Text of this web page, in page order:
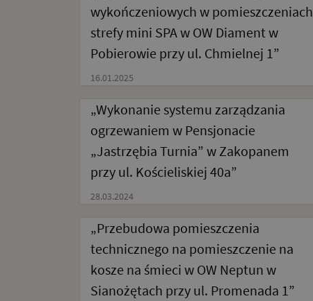
wykończeniowych w pomieszczeniach
strefy mini SPA w OW Diament w
Pobierowie przy ul. Chmielnej 1”
16.01.2025
„Wykonanie systemu zarządzania
ogrzewaniem w Pensjonacie
„Jastrzębia Turnia” w Zakopanem
przy ul. Kościeliskiej 40a”
28.03.2024
„Przebudowa pomieszczenia
technicznego na pomieszczenie na
kosze na śmieci w OW Neptun w
Sianożętach przy ul. Promenada 1”